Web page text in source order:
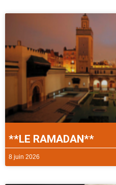
**LE RAMADAN**
8 juin 2026